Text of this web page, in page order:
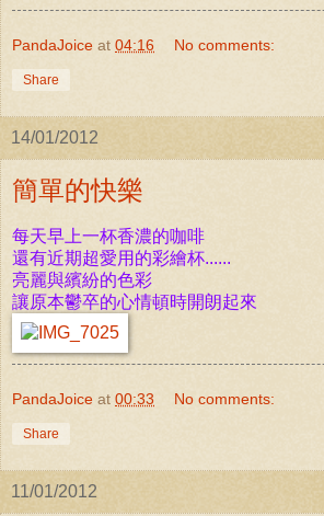
PandaJoice at 04:16 No comments:
Share
14/01/2012
簡單的快樂
每天早上一杯香濃的咖啡
還有近期超愛用的彩繪杯......
亮麗與繽紛的色彩
讓原本鬱卒的心情頓時開朗起來
PandaJoice at 00:33 No comments:
Share
11/01/2012